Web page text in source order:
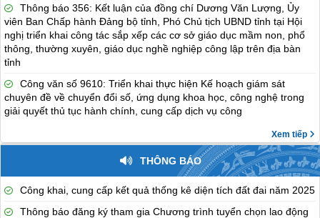
Thông báo 356: Kết luận của đồng chí Dương Văn Lượng, Ủy
viên Ban Chấp hành Đảng bộ tỉnh, Phó Chủ tịch UBND tỉnh tại Hội
nghị triển khai công tác sắp xếp các cơ sở giáo dục mầm non, phổ
thông, thường xuyên, giáo dục nghề nghiệp công lập trên địa bàn
tỉnh
Công văn số 9610: Triển khai thực hiện Kế hoạch giám sát
chuyên đề về chuyển đổi số, ứng dụng khoa học, công nghệ trong
giải quyết thủ tục hành chính, cung cấp dịch vụ công
Xem tiếp
THÔNG BÁO
Công khai, cung cấp kết quả thống kê diện tích đất đai năm 2025
Thông báo đăng ký tham gia Chương trình tuyển chọn lao động